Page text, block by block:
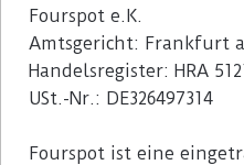
Fourspot e.K.
Amtsgericht: Frankfurt
Handelsregister: HRA
USt.-Nr.: DE326497314
Fourspot ist eine